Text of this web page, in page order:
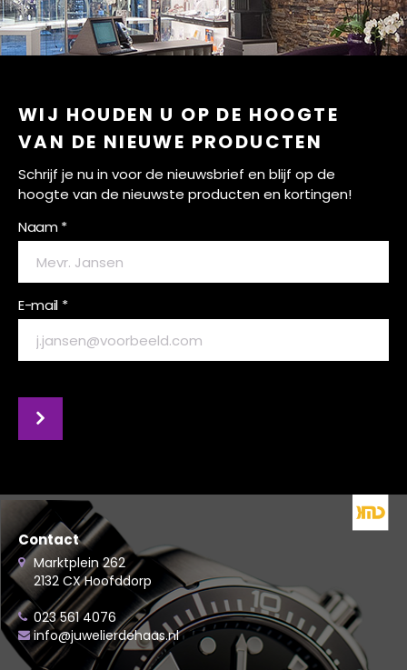
WIJ HOUDEN U OP DE HOOGTE
VAN DE NIEUWE PRODUCTEN
Schrijf je nu in voor de nieuwsbrief en blijf op de
hoogte van de nieuwste producten en kortingen!
Naam *
E-mail *
Contact
Marktplein 262
2132 CX Hoofddorp
023 561 4076
info@juwelierdehaas.nl